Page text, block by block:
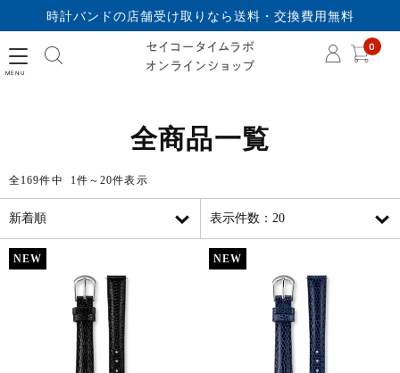
時計バンドの店舗受け取りなら送料・交換費用無料
セイコータイムラボオ
0
全商品一覧
全169件中 1件～20件表示
NEW NEW